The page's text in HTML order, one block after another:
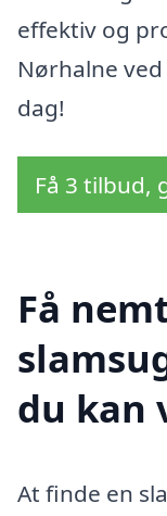
effektiv og
Nørhalne
dag!
Få 3 tilbud,
Få
du kan
At finde en